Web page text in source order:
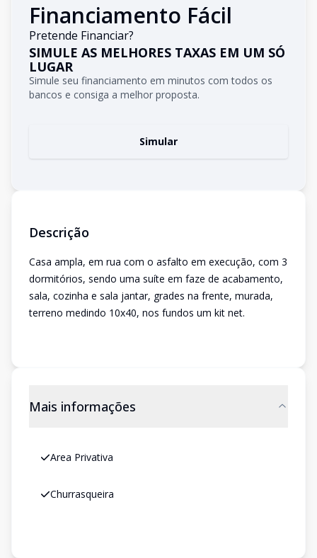
Financiamento Fácil
Pretende Financiar?
SIMULE AS MELHORES TAXAS EM UM SÓ
LUGAR
Simule seu financiamento em minutos com todos os
bancos e consiga a melhor proposta.
Simular
Descrição
Casa ampla, em rua com o asfalto em execução, com 3
dormitórios, sendo uma suíte em faze de acabamento,
sala, cozinha e sala jantar, grades na frente, murada,
terreno medindo 10x40, nos fundos um kit net.
Mais informações
Area Privativa
Churrasqueira